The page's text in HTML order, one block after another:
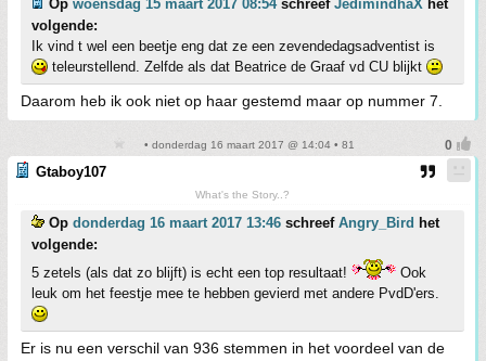
Op woensdag 15 maart 2017 08:54schreef JedimindhaX het
volgende:
Ik vind t wel een beetje eng dat ze een zevendedagsadventist is
teleurstellend. Zelfde als dat Beatrice de Graaf vd CU blijkt
Daarom heb ik ook niet op haar gestemd maar op nummer 7.
• donderdag 16 maart 2017 @ 14:04 • 81
Gtaboy107
What's the Story..?
Op donderdag 16 maart 2017 13:46 schreef Angry_Bird het
volgende:
5 zetels (als dat zo blijft) is echt een top resultaat!
Ook
leuk om het feestje mee te hebben gevierd met andere PvdD'ers.
Er is nu een verschil van 936 stemmen in het voordeel van de